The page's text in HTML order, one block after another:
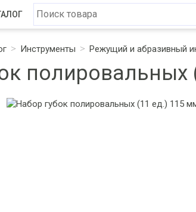
Инструменты Режущий и абразивный
полировальных